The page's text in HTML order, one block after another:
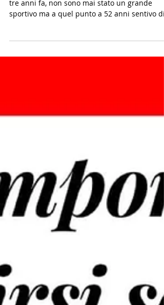
HO perso 25 Kg senza riprenderli.
Faccio sport e non mi annoio
“Sono arrivato da Zero Sforzo a Settembre di
sportivo ma a quel punto a 52 anni sentivo